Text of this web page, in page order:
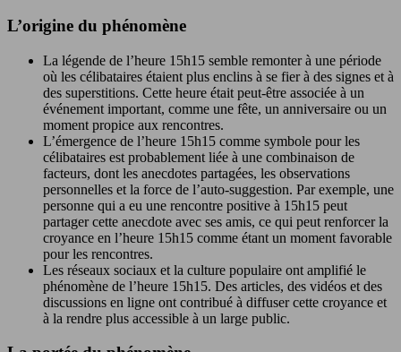
L’origine du phénomène
La légende de l’heure 15h15 semble remonter à une période
où les célibataires étaient plus enclins à se fier à des signes et à
des superstitions. Cette heure était peut-être associée à un
événement important, comme une fête, un anniversaire ou un
moment propice aux rencontres.
L’émergence de l’heure 15h15 comme symbole pour les
célibataires est probablement liée à une combinaison de
facteurs, dont les anecdotes partagées, les observations
personnelles et la force de l’auto-suggestion. Par exemple, une
personne qui a eu une rencontre positive à 15h15 peut
partager cette anecdote avec ses amis, ce qui peut renforcer la
croyance en l’heure 15h15 comme étant un moment favorable
pour les rencontres.
Les réseaux sociaux et la culture populaire ont amplifié le
phénomène de l’heure 15h15. Des articles, des vidéos et des
discussions en ligne ont contribué à diffuser cette croyance et
à la rendre plus accessible à un large public.